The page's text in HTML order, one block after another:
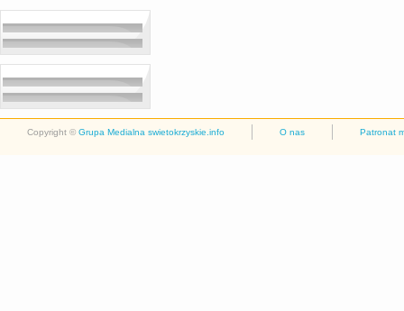
Copyright © Grupa Medialna swietokrzyskie.info O nas Patronat